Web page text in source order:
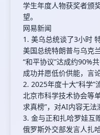
学生年度人物获奖者颁
望。
网易新闻
1. 美乌总统谈了3小时
美国总统特朗普与乌克
“和平协议”达成约90%
成功并愿低价供能，言
2. 2025年度十大“科学”
北京市科学技术协会等
求真榜”，对AI内容无法
3. 金与正和扎哈罗娃互
俄罗斯外交部发言人扎